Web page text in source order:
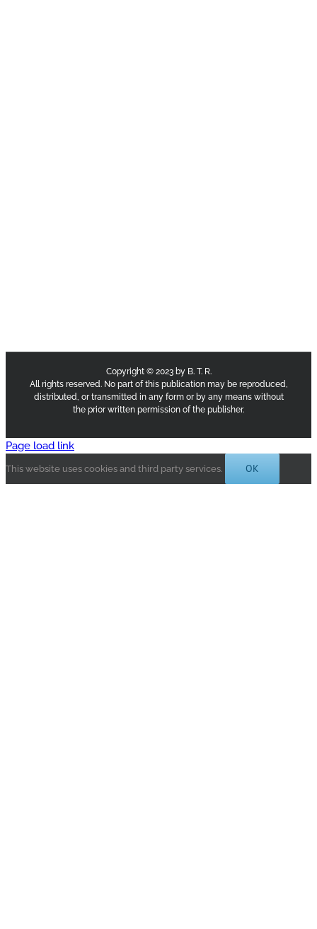
Copyright © 2023 by B. T. R.
All rights reserved. No part of this publication may be reproduced,
distributed, or transmitted in any form or by any means without
the prior written permission of the publisher.
Page load link
This website uses cookies and third party services. OK